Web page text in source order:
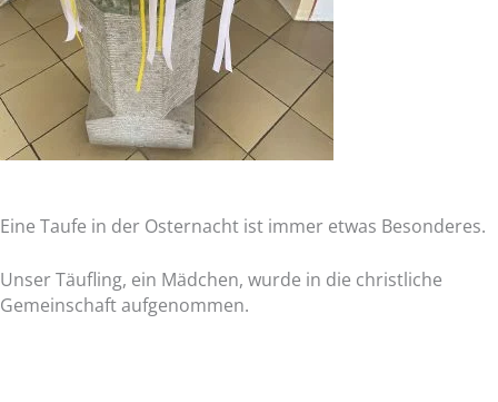
Eine Taufe in der Osternacht ist immer etwas Besonderes.
Unser Täufling, ein Mädchen, wurde in die christliche
Gemeinschaft aufgenommen.